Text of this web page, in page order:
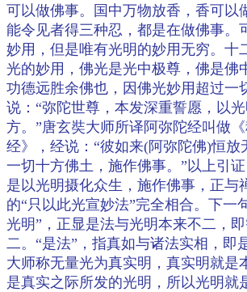
可以做佛事。国中万物放香，香可以
能令见者得三种忍，都是在做佛事。
妙用，但是唯有光明的妙用无穷。十
光的妙用，佛光是光中极尊，佛是佛
功德远胜余佛也，因佛光妙用超过一
说：“弥陀世尊，本发深重誓愿，以
方。”唐玄奘大师所译阿弥陀经叫做
经》，经说：“彼如来(阿弥陀佛)恒放
一切十方佛土，施作佛事。”以上引
是以光明摄化众生，施作佛事，正与
的“只以此光宣妙法”完全相合。下一
光明”，正显是法与光明本来不二，
二。“是法”，指真如与诸法实相，即
大师称无量光为真实明，真实明就是
是真实之际所发的光明，所以光明就